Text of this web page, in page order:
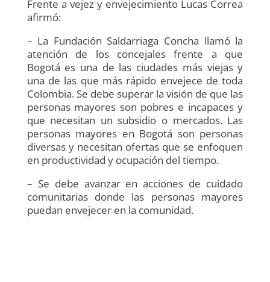
Frente a vejez y envejecimiento Lucas Correa
afirmó:
– La Fundación Saldarriaga Concha llamó la
atención de los concejales frente a que
Bogotá es una de las ciudades más viejas y
una de las que más rápido envejece de toda
Colombia. Se debe superar la visión de que las
personas mayores son pobres e incapaces y
que necesitan un subsidio o mercados. Las
personas mayores en Bogotá son personas
diversas y necesitan ofertas que se enfoquen
en productividad y ocupación del tiempo.
– Se debe avanzar en acciones de cuidado
comunitarias donde las personas mayores
puedan envejecer en la comunidad.